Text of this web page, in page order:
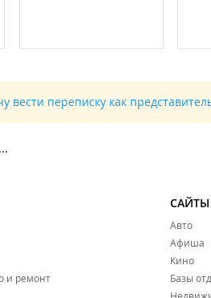
вести переписку как
и ремонт
Авто
Афиша
Кино
Базы